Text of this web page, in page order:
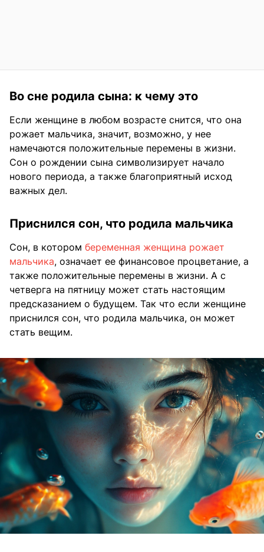
Во сне родила сына: к чему это
Если женщине в любом возрасте снится, что она
рожает мальчика, значит, возможно, у нее
намечаются положительные перемены в жизни.
Сон о рождении сына символизирует начало
нового периода, а также благоприятный исход
важных дел.
Приснился сон, что родила мальчика
Сон, в котором беременная женщина рожает
мальчика, означает ее финансовое процветание, а
также положительные перемены в жизни. А с
четверга на пятницу может стать настоящим
предсказанием о будущем. Так что если женщине
приснился сон, что родила мальчика, он может
стать вещим.